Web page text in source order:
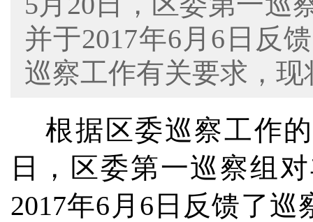
并于2017年6月6日反
巡察工作有关要求，
根据区委巡察工作的
日，区委第一巡察组
2017年6月6日反馈了